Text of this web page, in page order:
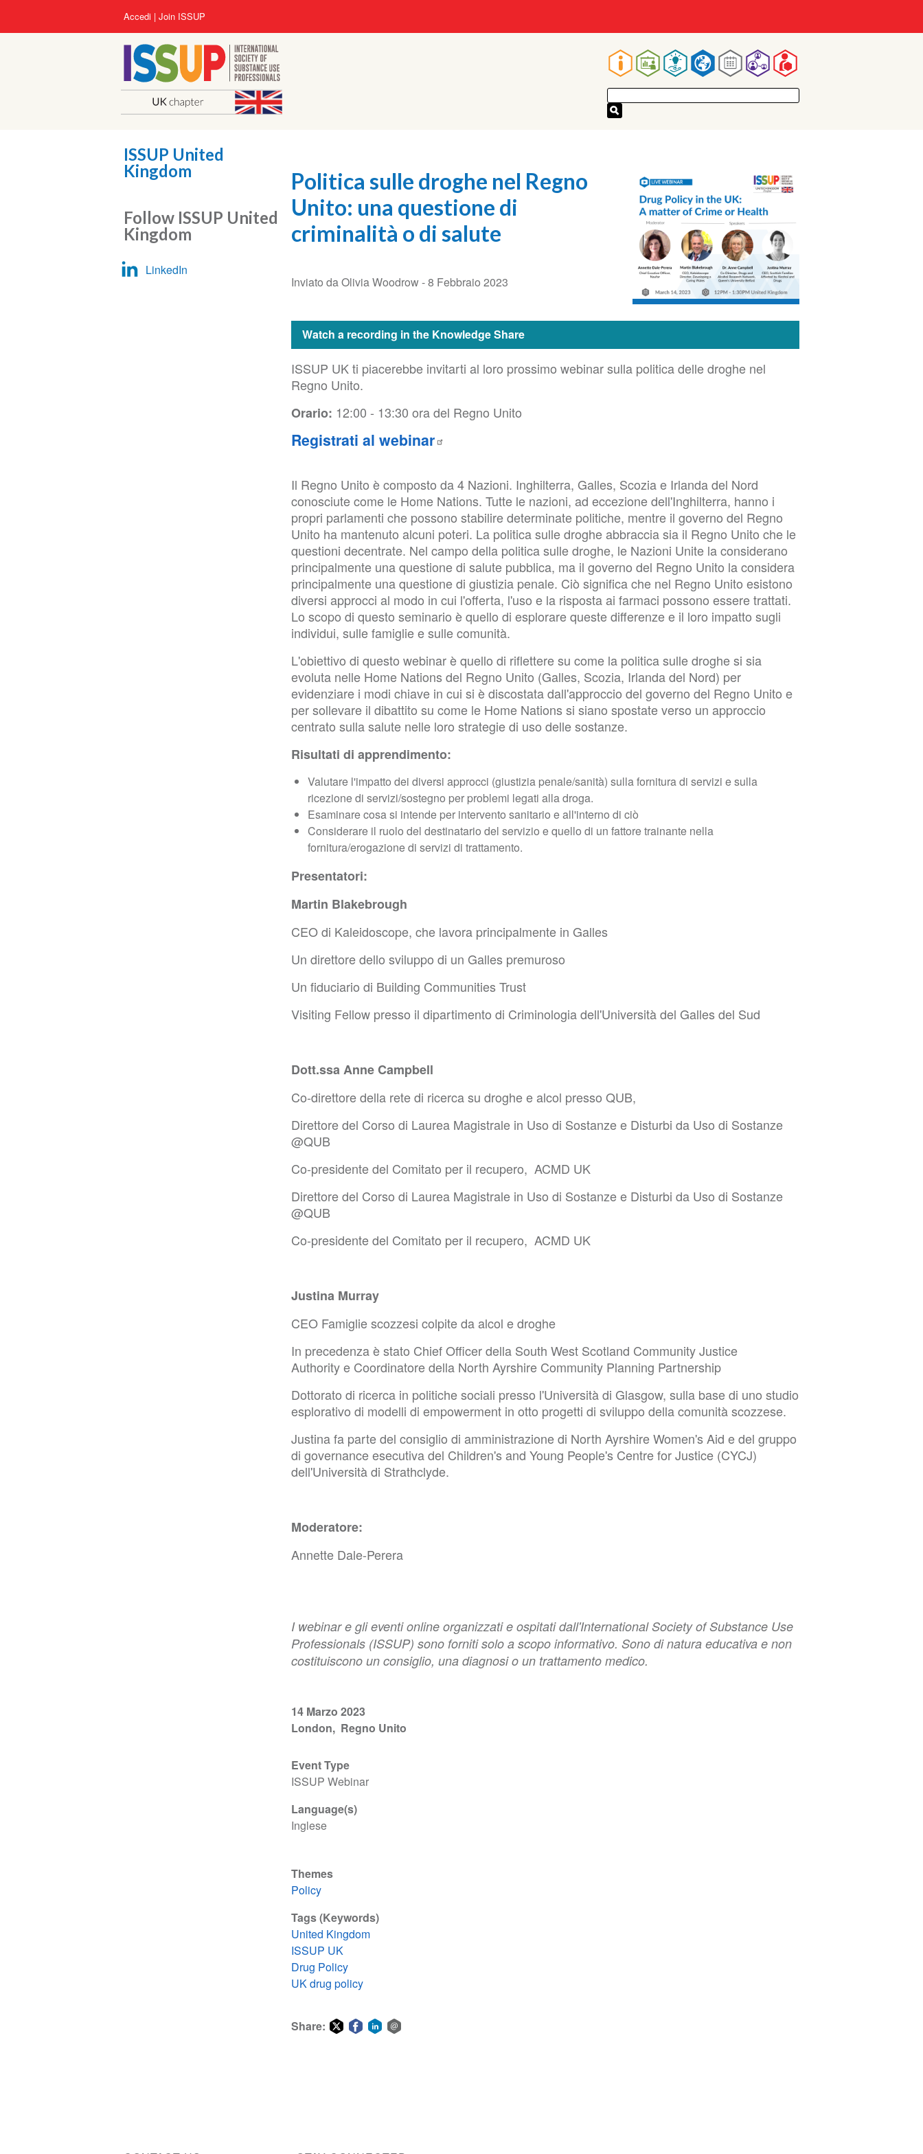
Main
navigation
User
account
menu
Accedi Join ISSUP
14 Marzo 2023
London
Regno Unito
Event Type
ISSUP Webinar
Language(s)
Inglese
Themes
Policy
Tags (Keywords)
United Kingdom
ISSUP UK
Drug Policy
UK drug policy
Share:
Politica sulle droghe nel Regno
Unito: una questione di
criminalità o di salute
Inviato da Olivia Woodrow -8 Febbraio 2023
Watch a recording in the Knowledge Share
ISSUP UK ti piacerebbe invitarti al loro prossimo webinar sulla politica delle droghe nel
Regno Unito.
Orario: 12:00 - 13:30 ora del Regno Unito
Registrati al webinar
Il Regno Unito è composto da 4 Nazioni. Inghilterra, Galles, Scozia e Irlanda del Nord
conosciute come le Home Nations. Tutte le nazioni, ad eccezione dell'Inghilterra, hanno i
propri parlamenti che possono stabilire determinate politiche, mentre il governo del Regno
Unito ha mantenuto alcuni poteri. La politica sulle droghe abbraccia sia il Regno Unito che le
questioni decentrate. Nel campo della politica sulle droghe, le Nazioni Unite la considerano
principalmente una questione di salute pubblica, ma il governo del Regno Unito la considera
principalmente una questione di giustizia penale. Ciò significa che nel Regno Unito esistono
diversi approcci al modo in cui l'offerta, l'uso e la risposta ai farmaci possono essere trattati.
Lo scopo di questo seminario è quello di esplorare queste differenze e il loro impatto sugli
individui, sulle famiglie e sulle comunità.
L'obiettivo di questo webinar è quello di riflettere su come la politica sulle droghe si sia
evoluta nelle Home Nations del Regno Unito (Galles, Scozia, Irlanda del Nord) per
evidenziare i modi chiave in cui si è discostata dall'approccio del governo del Regno Unito e
per sollevare il dibattito su come le Home Nations si siano spostate verso un approccio
centrato sulla salute nelle loro strategie di uso delle sostanze.
Risultati di apprendimento:
Valutare l'impatto dei diversi approcci (giustizia penale/sanità) sulla fornitura di servizi e sulla
ricezione di servizi/sostegno per problemi legati alla droga.
Esaminare cosa si intende per intervento sanitario e all'interno di ciò
Considerare il ruolo del destinatario del servizio e quello di un fattore trainante nella
fornitura/erogazione di servizi di trattamento.
Presentatori:
Martin Blakebrough
CEO di Kaleidoscope, che lavora principalmente in Galles
Un direttore dello sviluppo di un Galles premuroso
Un fiduciario di Building Communities Trust
Visiting Fellow presso il dipartimento di Criminologia dell'Università del Galles del Sud
Dott.ssa Anne Campbell
Co-direttore della rete di ricerca su droghe e alcol presso QUB,
Direttore del Corso di Laurea Magistrale in Uso di Sostanze e Disturbi da Uso di Sostanze
@QUB
Co-presidente del Comitato per il recupero, ACMD UK
Direttore del Corso di Laurea Magistrale in Uso di Sostanze e Disturbi da Uso di Sostanze
@QUB
Co-presidente del Comitato per il recupero, ACMD UK
Justina Murray
CEO Famiglie scozzesi colpite da alcol e droghe
In precedenza è stato Chief Officer della South West Scotland Community Justice
Authority e Coordinatore della North Ayrshire Community Planning Partnership
Dottorato di ricerca in politiche sociali presso l'Università di Glasgow, sulla base di uno studio
esplorativo di modelli di empowerment in otto progetti di sviluppo della comunità scozzese.
Justina fa parte del consiglio di amministrazione di North Ayrshire Women's Aid e del gruppo
di governance esecutiva del Children's and Young People's Centre for Justice (CYCJ)
dell'Università di Strathclyde.
Moderatore:
Annette Dale-Perera
I webinar e gli eventi online organizzati e ospitati dall'International Society of Substance Use
Professionals (ISSUP) sono forniti solo a scopo informativo. Sono di natura educativa e non
costituiscono un consiglio, una diagnosi o un trattamento medico.
ISSUP United
Kingdom
Follow ISSUP United
Kingdom
LinkedIn